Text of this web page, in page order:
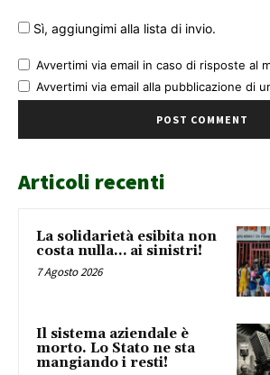
Sì, aggiungimi alla lista di invio.
Avvertimi via email in caso di risposte al
Avvertimi via email alla pubblicazione di
Articoli recenti
La solidarietà esibita non
costa nulla… ai sinistri!
7 Agosto 2026
Il sistema aziendale è
morto. Lo Stato ne sta
mangiando i resti!